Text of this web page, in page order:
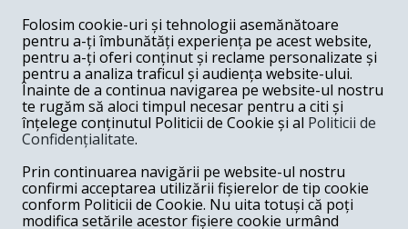
Lakmé al lui Andrei Șerban
Spectacol /Spectacolele lui Andrei Șerban au, în feluri extrem
de diferite, capacitatea de a sugera că Graalul există —
undeva, dincolo de gest, de muzică, de imagine —, dar că el
Folosim cookie-uri și tehnologii asemănătoare
pentru a-ți îmbunătăți experiența pe acest website,
pentru a-ți oferi conținut și reclame personalizate și
pentru a analiza traficul și audiența website-ului.
Înainte de a continua navigarea pe website-ul nostru
te rugăm să aloci timpul necesar pentru a citi și
înțelege conținutul Politicii de Cookie și al Politicii de
Confidențialitate.
Prin continuarea navigării pe website-ul nostru
confirmi acceptarea utilizării fișierelor de tip cookie
conform Politicii de Cookie. Nu uita totuși că poți
modifica setările acestor fișiere cookie urmând